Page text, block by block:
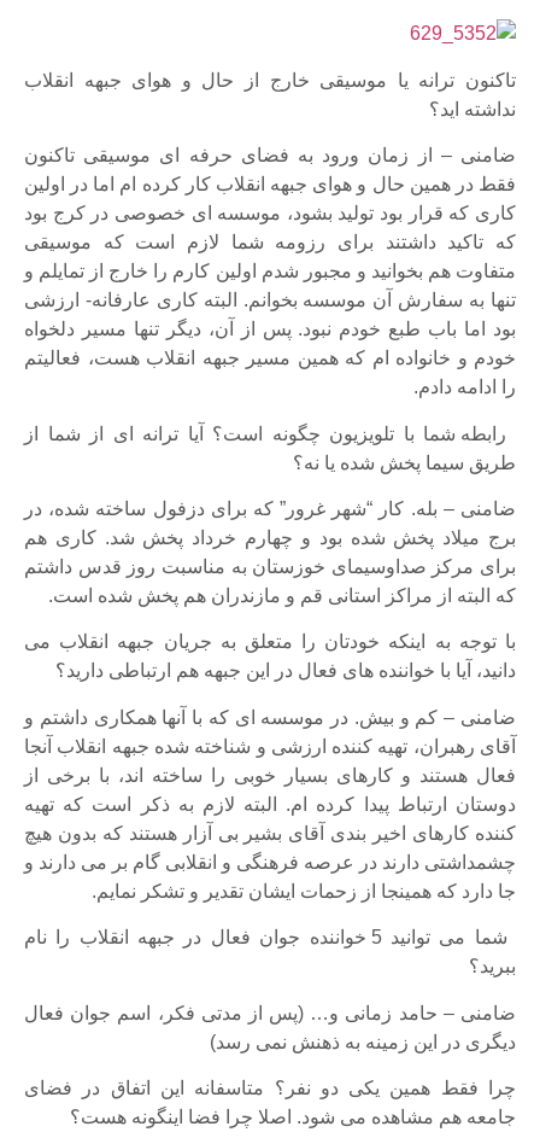
تاکنون ترانه یا موسیقی خارج از حال و هوای جبهه انقلاب
نداشته اید؟
ضامنی – از زمان ورود به فضای حرفه ای موسیقی تاکنون
فقط در همین حال و هوای جبهه انقلاب کار کرده ام اما در اولین
کاری که قرار بود تولید بشود، موسسه ای خصوصی در کرج بود
که تاکید داشتند برای رزومه شما لازم است که موسیقی
متفاوت هم بخوانید و مجبور شدم اولین کارم را خارج از تمایلم و
تنها به سفارش آن موسسه بخوانم. البته کاری عارفانه- ارزشی
بود اما باب طبع خودم نبود. پس از آن، دیگر تنها مسیر دلخواه
خودم و خانواده ام که همین مسیر جبهه انقلاب هست، فعالیتم
را ادامه دادم.
رابطه شما با تلویزیون چگونه است؟ آیا ترانه ای از شما از
طریق سیما پخش شده یا نه؟
ضامنی – بله. کار “شهر غرور” که برای دزفول ساخته شده، در
برج میلاد پخش شده بود و چهارم خرداد پخش شد. کاری هم
برای مرکز صداوسیمای خوزستان به مناسبت روز قدس داشتم
که البته از مراکز استانی قم و مازندران هم پخش شده است.
با توجه به اینکه خودتان را متعلق به جریان جبهه انقلاب می
دانید، آیا با خواننده های فعال در این جبهه هم ارتباطی دارید؟
ضامنی – کم و بیش. در موسسه ای که با آنها همکاری داشتم و
آقای رهبران، تهیه کننده ارزشی و شناخته شده جبهه انقلاب آنجا
فعال هستند و کارهای بسیار خوبی را ساخته اند، با برخی از
دوستان ارتباط پیدا کرده ام. البته لازم به ذکر است که تهیه
کننده کارهای اخیر بندی آقای بشیر بی آزار هستند که بدون هیچ
چشمداشتی دارند در عرصه فرهنگی و انقلابی گام بر می دارند و
جا دارد که همینجا از زحمات ایشان تقدیر و تشکر نمایم.
شما می توانید 5 خواننده جوان فعال در جبهه انقلاب را نام
ببرید؟
ضامنی – حامد زمانی و… (پس از مدتی فکر، اسم جوان فعال
دیگری در این زمینه به ذهنش نمی رسد)
چرا فقط همین یکی دو نفر؟ متاسفانه این اتفاق در فضای
جامعه هم مشاهده می شود. اصلا چرا فضا اینگونه هست؟